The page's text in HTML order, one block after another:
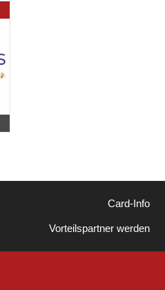
Card-Info
Vorteilspartner werden